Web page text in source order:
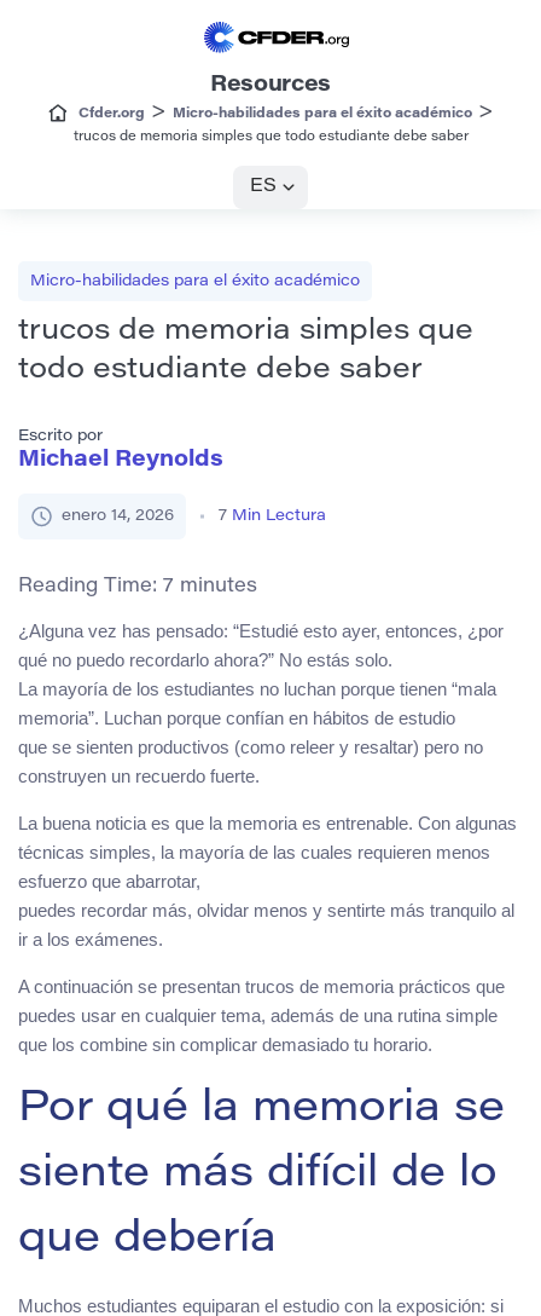
Resources
Cfder.org > Micro-habilidades para el éxito académico>
trucos de memoria simples que todo estudiante debe saber
ES
Micro-habilidades para el éxito académico
trucos de memoria simples que
todo estudiante debe saber
Escrito por
Michael Reynolds
enero 14, 2026 7 Min Lectura
Reading Time: 7 minutes
¿Alguna vez has pensado: “Estudié esto ayer, entonces, ¿por
qué no puedo recordarlo ahora?” No estás solo.
La mayoría de los estudiantes no luchan porque tienen “mala
memoria”. Luchan porque confían en hábitos de estudio
que se sienten productivos (como releer y resaltar) pero no
construyen un recuerdo fuerte.
La buena noticia es que la memoria es entrenable. Con algunas
técnicas simples, la mayoría de las cuales requieren menos
esfuerzo que abarrotar,
puedes recordar más, olvidar menos y sentirte más tranquilo al
ir a los exámenes.
A continuación se presentan trucos de memoria prácticos que
puedes usar en cualquier tema, además de una rutina simple
que los combine sin complicar demasiado tu horario.
Por qué la memoria se
siente más difícil de lo
que debería
Muchos estudiantes equiparan el estudio con la exposición: si